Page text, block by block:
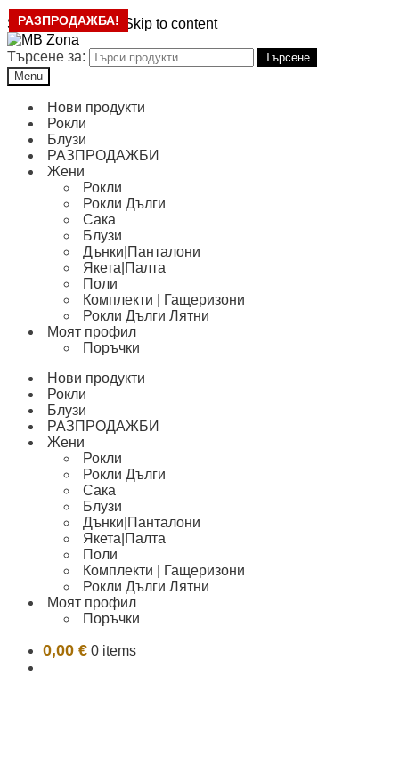
Skip to navigation Skip to content
Търсене за:
Търсене
Menu
Нови продукти
Рокли
Блузи
РАЗПРОДАЖБИ
Жени
Рокли
Рокли Дълги
Сака
Блузи
Дънки|Панталони
Якета|Палта
Поли
Комплекти | Гащеризони
Рокли Дълги Лятни
Моят профил
Поръчки
Нови продукти
Рокли
Блузи
РАЗПРОДАЖБИ
Жени
Рокли
Рокли Дълги
Сака
Блузи
Дънки|Панталони
Якета|Палта
Поли
Комплекти | Гащеризони
Рокли Дълги Лятни
Моят профил
Поръчки
0,00 € 0 items
РАЗПРОДАЖБА!